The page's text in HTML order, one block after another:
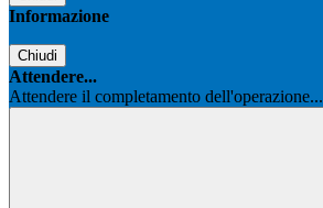
Informazione
Chiudi
Attendere...
Attendere il completamento dell'operazione...